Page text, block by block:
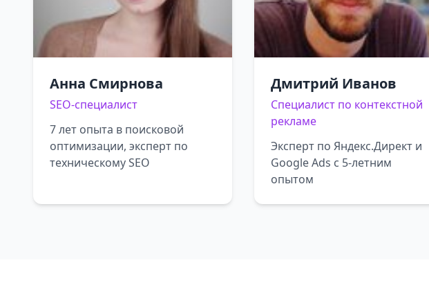
Анна Смирнова
SEO-специалист
7 лет опыта в поисковой
оптимизации, эксперт по
техническому SEO
Дмитрий Иванов
Специалист по контекстной
рекламе
Эксперт по Яндекс.Директ и
Google Ads с 5-летним
опытом